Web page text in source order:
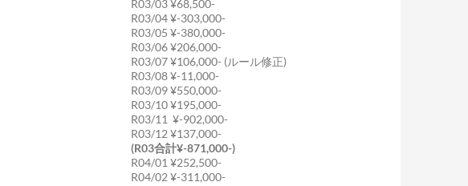
R03/03 ¥68,500-
R03/04 ¥-303,000-
R03/05 ¥-380,000-
R03/06 ¥206,000-
R03/07 ¥106,000- (ルール修正)
R03/08 ¥-11,000-
R03/09 ¥550,000-
R03/10 ¥195,000-
R03/11 ¥-902,000-
R03/12 ¥137,000-
(R03合計¥-871,000-)
R04/01 ¥252,500-
R04/02 ¥-311,000-